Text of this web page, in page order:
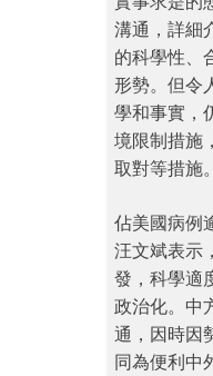
溝通，詳細
的科學性、
形勢。但令
學和事實，
境限制措施
取對等措施。
佔美國病例
汪文斌表示
發，科學適
政治化。中
通，因時因
同為便利中